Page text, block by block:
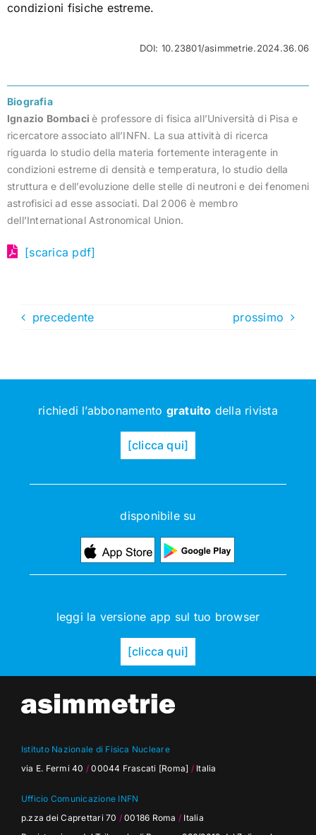
condizioni fisiche estreme.
DOI: 10.23801/asimmetrie.2024.36.06
Biografia
Ignazio Bombaciè professore di fisica all’Università di Pisa e
ricercatore associato all’INFN. La sua attività di ricerca
riguarda lo studio della materia fortemente interagente in
condizioni estreme di densità e temperatura, lo studio della
struttura e dell’evoluzione delle stelle di neutroni e dei fenomeni
astrofisici ad esse associati. Dal 2006 è membro
dell’International Astronomical Union.
[scarica pdf]
precedente prossimo
richiedi l’abbonamento gratuito della rivista
[clicca qui]
disponibile su
leggi la versione app sul tuo browser
[clicca qui]
Istituto Nazionale di Fisica Nucleare
via E. Fermi 40 / 00044 Frascati [Roma] /Italia
Ufficio Comunicazione INFN
p.zza dei Caprettari 70 / 00186 Roma / Italia